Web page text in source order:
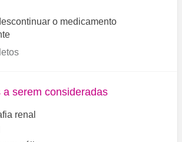
o medicamento
a serem consideradas
renal